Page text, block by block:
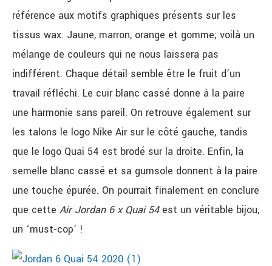
référence aux motifs graphiques présents sur les
tissus wax. Jaune, marron, orange et gomme; voilà un
mélange de couleurs qui ne nous laissera pas
indifférent. Chaque détail semble être le fruit d’un
travail réfléchi. Le cuir blanc cassé donne à la paire
une harmonie sans pareil. On retrouve également sur
les talons le logo Nike Air sur le côté gauche, tandis
que le logo Quai 54 est brodé sur la droite. Enfin, la
semelle blanc cassé et sa gumsole donnent à la paire
une touche épurée. On pourrait finalement en conclure
que cette Air Jordan 6 x Quai 54est un véritable bijou,
un ‘must-cop’ !